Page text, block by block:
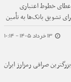
خطوط اعتباری
تشویق بانک‌ها به تأمین
است.
13 خرداد 1405 - 10:14
صرافی رمزارز ایران